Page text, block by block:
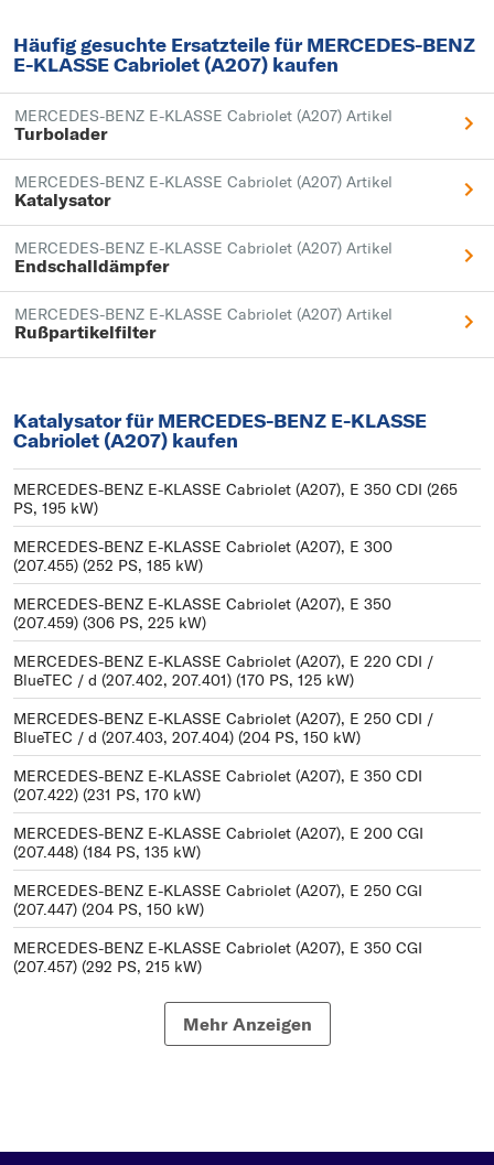
Häufig gesuchte Ersatzteile für MERCEDES-BENZ
E-KLASSE Cabriolet (A207) kaufen
MERCEDES-BENZ E-KLASSE Cabriolet (A207) Artikel
Turbolader
MERCEDES-BENZ E-KLASSE Cabriolet (A207) Artikel
Katalysator
MERCEDES-BENZ E-KLASSE Cabriolet (A207) Artikel
Endschalldämpfer
MERCEDES-BENZ E-KLASSE Cabriolet (A207) Artikel
Rußpartikelfilter
Katalysator für MERCEDES-BENZ E-KLASSE
Cabriolet (A207) kaufen
MERCEDES-BENZ E-KLASSE Cabriolet (A207), E 350 CDI (265
PS, 195 kW)
MERCEDES-BENZ E-KLASSE Cabriolet (A207), E 300
(207.455) (252 PS, 185 kW)
MERCEDES-BENZ E-KLASSE Cabriolet (A207), E 350
(207.459) (306 PS, 225 kW)
MERCEDES-BENZ E-KLASSE Cabriolet (A207), E 220 CDI /
BlueTEC / d (207.402, 207.401) (170 PS, 125 kW)
MERCEDES-BENZ E-KLASSE Cabriolet (A207), E 250 CDI /
BlueTEC / d (207.403, 207.404) (204 PS, 150 kW)
MERCEDES-BENZ E-KLASSE Cabriolet (A207), E 350 CDI
(207.422) (231 PS, 170 kW)
MERCEDES-BENZ E-KLASSE Cabriolet (A207), E 200 CGI
(207.448) (184 PS, 135 kW)
MERCEDES-BENZ E-KLASSE Cabriolet (A207), E 250 CGI
(207.447) (204 PS, 150 kW)
MERCEDES-BENZ E-KLASSE Cabriolet (A207), E 350 CGI
(207.457) (292 PS, 215 kW)
MERCEDES-BENZ E-KLASSE Cabriolet (A207), E 220 CDI
(207.402) (163 PS, 120 kW)Mehr Anzeigen